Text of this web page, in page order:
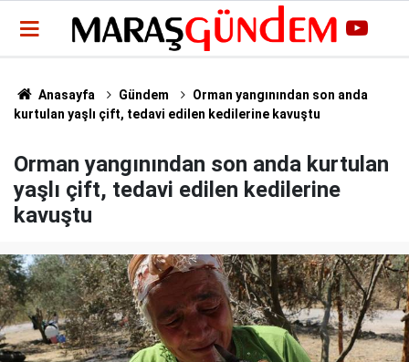
Anasayfa Gündem
Orman yangınından son anda
kurtulan yaşlı çift, tedavi edilen kedilerine kavuştu
Orman yangınından son anda kurtulan
yaşlı çift, tedavi edilen kedilerine
kavuştu